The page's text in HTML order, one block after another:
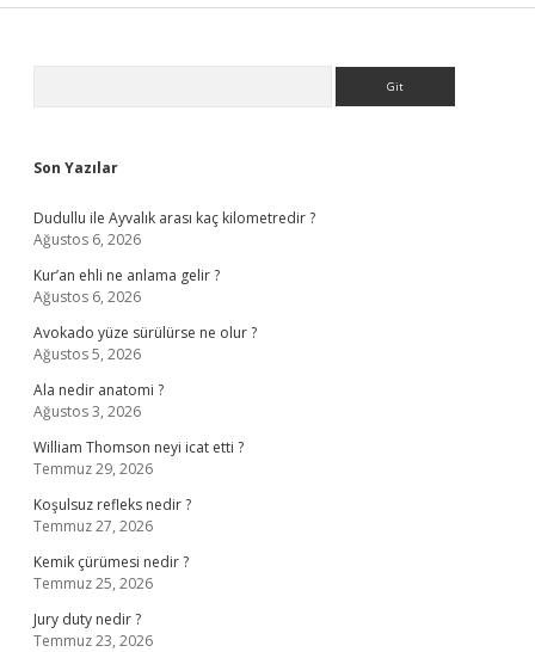
Son Yazılar
Dudullu ile Ayvalık arası kaç kilometredir ?
Ağustos 6, 2026
Kur’an ehli ne anlama gelir ?
Ağustos 6, 2026
Avokado yüze sürülürse ne olur ?
Ağustos 5, 2026
Ala nedir anatomi ?
Ağustos 3, 2026
William Thomson neyi icat etti ?
Temmuz 29, 2026
Koşulsuz refleks nedir ?
Temmuz 27, 2026
Kemik çürümesi nedir ?
Temmuz 25, 2026
Jury duty nedir ?
Temmuz 23, 2026